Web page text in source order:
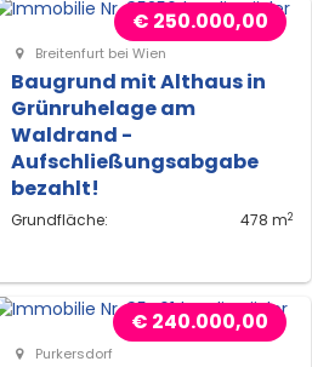
€ 250.000,00
Breitenfurt bei Wien
Baugrund mit Althaus in
Grünruhelage am
Waldrand -
Aufschließungsabgabe
bezahlt!
Grundfläche: 478 m2
€ 240.000,00
Purkersdorf